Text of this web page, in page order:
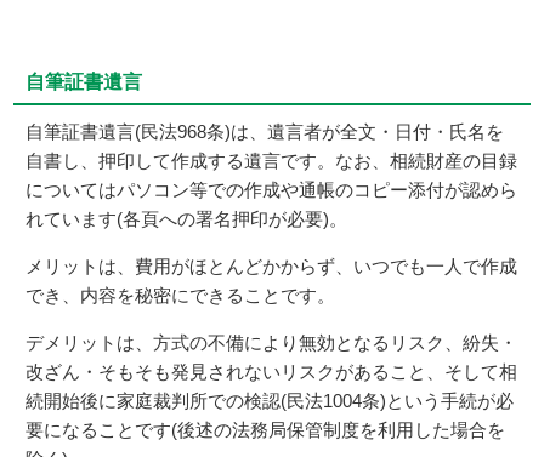
自筆証書遺言
自筆証書遺言(民法968条)は、遺言者が全文・日付・氏名を
自書し、押印して作成する遺言です。なお、相続財産の目録
についてはパソコン等での作成や通帳のコピー添付が認めら
れています(各頁への署名押印が必要)。
メリットは、費用がほとんどかからず、いつでも一人で作成
でき、内容を秘密にできることです。
デメリットは、方式の不備により無効となるリスク、紛失・
改ざん・そもそも発見されないリスクがあること、そして相
続開始後に家庭裁判所での検認(民法1004条)という手続が必
要になることです(後述の法務局保管制度を利用した場合を